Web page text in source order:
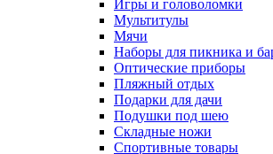
Игры и головоломки
Мультитулы
Мячи
Наборы для пикника и
Оптические приборы
Пляжный отдых
Подарки для дачи
Подушки под шею
Складные ножи
Спортивные товары